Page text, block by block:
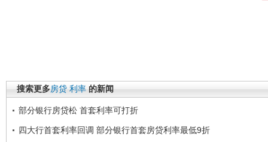
搜索更多房贷 利率 的新闻
部分银行房贷松 首套利率可打折
四大行首套利率回调 部分银行首套房贷利率最低9折